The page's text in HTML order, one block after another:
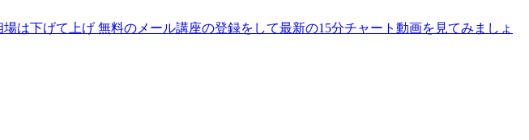
は下げて上げ 無料のメール講座の登録をして最新の15分チャート動画を見てみましょ